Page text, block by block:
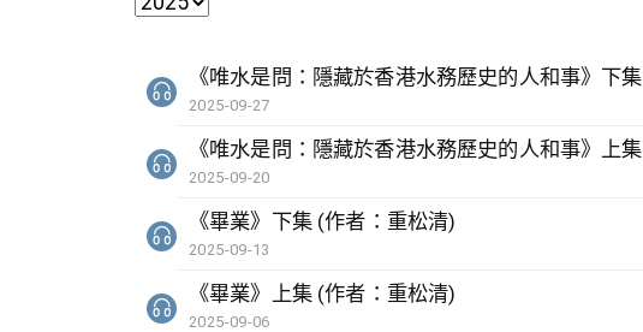
《唯水是問：隱藏於香港水務歷史的人和事》下集
2025-09-27
《唯水是問：隱藏於香港水務歷史的人和事》上集
2025-09-20
《畢業》下集 (作者：重松清)
2025-09-13
《畢業》上集 (作者：重松清)
2025-09-06